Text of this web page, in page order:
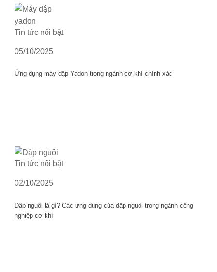
Tin tức nổi bật
05/10/2025
Ứng dụng máy dập Yadon trong ngành cơ khí chính xác
Tin tức nổi bật
02/10/2025
Dập nguội là gì? Các ứng dụng của dập nguội trong ngành công
nghiệp cơ khí